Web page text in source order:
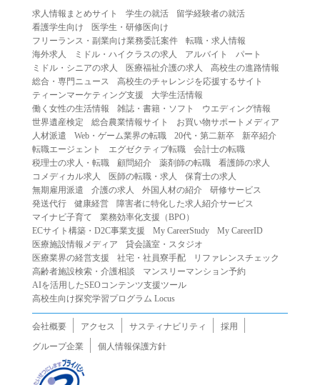
とします。
（１）重複、虚偽の情報、または自己以外の情報を登録す
る行為
（２）第三者になりすまして本サービスを利用する行為
（３）当社または第三者の著作権等の知的財産権、プライ
バシー、その他の権利を侵害する行為
（４）当社または第三者を誹謗中傷する行為
（５）当社または第三者に不利益を与える行為
（６）営利を目的とした行為
（７）政治・選挙・宗教活動またはそれらに類する行為
（８）本サービスの運営を妨害する行為
（９）法令違反、犯罪行為、または公序良俗に反する行為
（１０）暴力的な要求行為、または法的な責任を超えた不
当な要求行為
（１１）その他当社が不適切であると判断する行為
２.当社は、前項の定めに該当する行為を行った利用者に対
の提供を停止または中断することができるものとします。
第５条（免責）
１.当社は、本サービスの利用（これらに伴う当社または第
三者の情報提供行為等を含みます）により、利用者に生じ
求人情報まとめサイト 学生の就活
留学経験者の就活
看護学生向け
医学生・研修医向け
フリーランス・副業向け業務委託案件
転職・求人情報
海外求人
ミドル・ハイクラスの求人 アルバイト
パート
ミドル・シニアの求人
医療福祉介護の求人
高校生の進路情報
総合・専門ニュース
高校生のチャレンジを応援するサイト
ティーンマーケティング支援
大学生活情報
働く女性の生活情報
雑誌・書籍・ソフト
ウエディング情報
世界遺産検定
総合農業情報サイト
お買い物サポートメディア
人材派遣
Web・ゲーム業界の転職 20代・第二新卒
新卒紹介
転職エージェント
エグゼクティブ転職
会計士の転職
税理士の求人・転職
顧問紹介 薬剤師の転職
看護師の求人
コメディカル求人
医師の転職・求人
保育士の求人
無期雇用派遣
介護の求人 外国人材の紹介
研修サービス
発送代行
健康経営
障害者に特化した求人紹介サービス
マイナビ子育て
業務効率化支援（BPO）
ECサイト構築・D2C事業支援
My CareerStudy
My CareerID
医療施設情報メディア
貸会議室・スタジオ
医療業界の経営支援
社宅・社員寮手配
リファレンスチェック
高齢者施設検索・介護相談
マンスリーマンション予約
AIを活用したSEOコンテンツ支援ツール
高校生向け探究学習プログラム Locus
会社概要 アクセス サスティナビリティ
採用
グループ企業
個人情報保護方針